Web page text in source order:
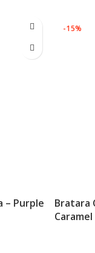
– Purple
-15%
Bratara
Caramel